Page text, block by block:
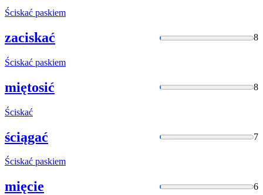
Ściskać paskiem
zaciskać 8
Ściskać paskiem
miętosić 8
Ściskać
ściągać 7
Ściskać paskiem
mięcie 6